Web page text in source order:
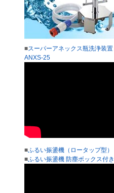
■スーパーアネックス瓶洗浄装置
ANXS-25
■ふるい振盪機（ロータップ型）
■ふるい振盪機 防塵ボックス付き